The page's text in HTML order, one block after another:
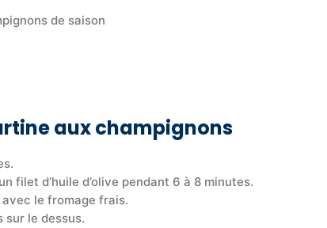
de saison
aux champignons
filet d’huile d’olive pendant 6 à 8 minutes.
le fromage frais.
sur le dessus.